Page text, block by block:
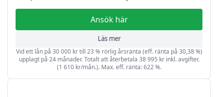
Ansök här
Läs mer
Vid ett lån på 30 000 kr till 23 % rörlig årsränta (eff. ränta på 30,38 %)
upplagt på 24 månader. Totalt att återbetala 38 995 kr inkl. avgifter.
(1 610 kr/mån.). Max. eff. ränta: 622 %.